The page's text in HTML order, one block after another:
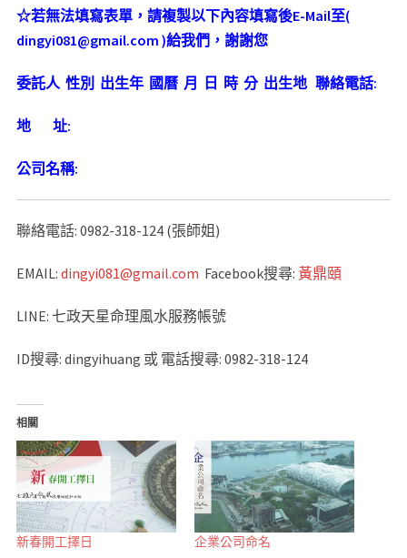
☆若無法填寫表單，請複製以下內容填寫後E-Mail至(
dingyi081@gmail.com )給我們，謝謝您
委託人 性別 出生年 國曆 月 日 時 分 出生地 聯絡電話:
地 址:
公司名稱:
聯絡電話: 0982-318-124 (張師姐)
EMAIL: dingyi081@gmail.com Facebook搜尋: 黃鼎頤
LINE: 七政天星命理風水服務帳號
ID搜尋: dingyihuang 或 電話搜尋: 0982-318-124
相關
新春開工擇日 企業公司命名